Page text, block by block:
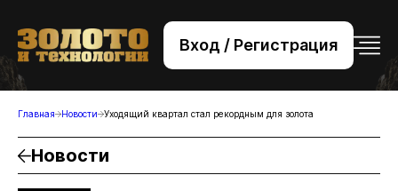
Вход / Регистрация
+7 (495) 221-76-32
bsv@zolteh.ru
Главная Новости Уходящий квартал стал рекордным для золота
Новости